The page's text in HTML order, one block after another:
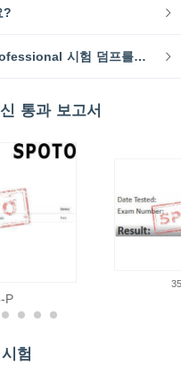
?
3.왜 SPOTO VMware 2V0-21.23 Professional 시험 덤프를 선택해야 하는가?
통과 보고서
P
험